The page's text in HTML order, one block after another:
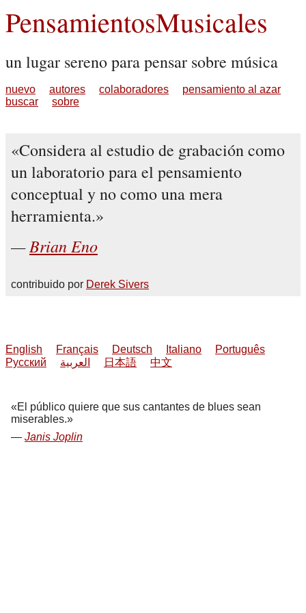
PensamientosMusicales
un lugar sereno para pensar sobre música
nuevo autores colaboradores
pensamiento al azar
buscar
sobre
Considera al estudio de grabación como
un laboratorio para el pensamiento
conceptual y no como una mera
herramienta.
Brian Eno
contribuido por Derek Sivers
English Français Deutsch Italiano
Português
Русский
العربية 日本語 中文
El público quiere que sus cantantes de blues sean
miserables.
Janis Joplin